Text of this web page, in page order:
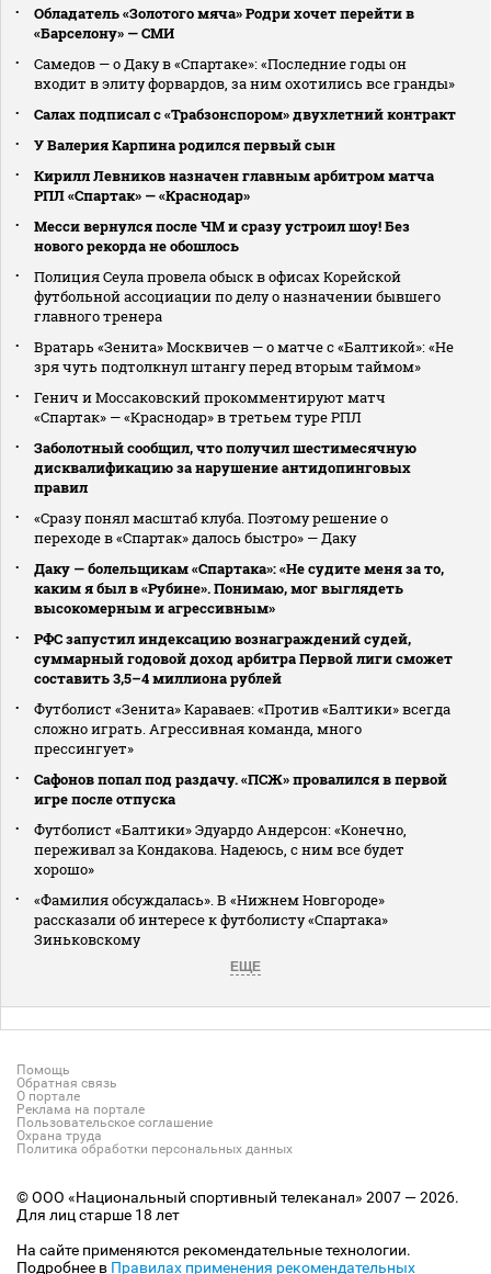
Обладатель «Золотого мяча» Родри хочет перейти в
«Барселону» — СМИ
Самедов — о Даку в «Спартаке»: «Последние годы он
входит в элиту форвардов, за ним охотились все гранды»
Салах подписал с «Трабзонспором» двухлетний контракт
У Валерия Карпина родился первый сын
Кирилл Левников назначен главным арбитром матча
РПЛ «Спартак» — «Краснодар»
Месси вернулся после ЧМ и сразу устроил шоу! Без
нового рекорда не обошлось
Полиция Сеула провела обыск в офисах Корейской
футбольной ассоциации по делу о назначении бывшего
главного тренера
Вратарь «Зенита» Москвичев — о матче с «Балтикой»: «Не
зря чуть подтолкнул штангу перед вторым таймом»
Генич и Моссаковский прокомментируют матч
«Спартак» — «Краснодар» в третьем туре РПЛ
Заболотный сообщил, что получил шестимесячную
дисквалификацию за нарушение антидопинговых
правил
«Сразу понял масштаб клуба. Поэтому решение о
переходе в «Спартак» далось быстро» — Даку
Даку — болельщикам «Спартака»: «Не судите меня за то,
каким я был в «Рубине». Понимаю, мог выглядеть
высокомерным и агрессивным»
РФС запустил индексацию вознаграждений судей,
суммарный годовой доход арбитра Первой лиги сможет
составить 3,5–4 миллиона рублей
Футболист «Зенита» Караваев: «Против «Балтики» всегда
сложно играть. Агрессивная команда, много
прессингует»
Сафонов попал под раздачу. «ПСЖ» провалился в первой
игре после отпуска
Футболист «Балтики» Эдуардо Андерсон: «Конечно,
переживал за Кондакова. Надеюсь, с ним все будет
хорошо»
«Фамилия обсуждалась». В «Нижнем Новгороде»
рассказали об интересе к футболисту «Спартака»
Зиньковскому
ЕЩЕ
Помощь
Обратная связь
О портале
Реклама на портале
Пользовательское соглашение
Охрана труда
Политика обработки персональных данных
© ООО «Национальный спортивный телеканал» 2007 — 2026.
Для лиц старше 18 лет
На сайте применяются рекомендательные технологии.
Подробнее в Правилах применения рекомендательных